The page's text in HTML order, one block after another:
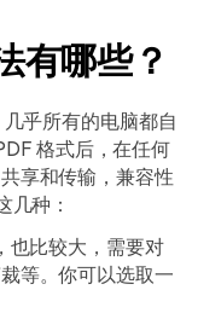
有哪些？
乎所有的电脑都自
格式后，在任何
享和传输，兼容性
种：
也比较大，需要对
等。你可以选取一